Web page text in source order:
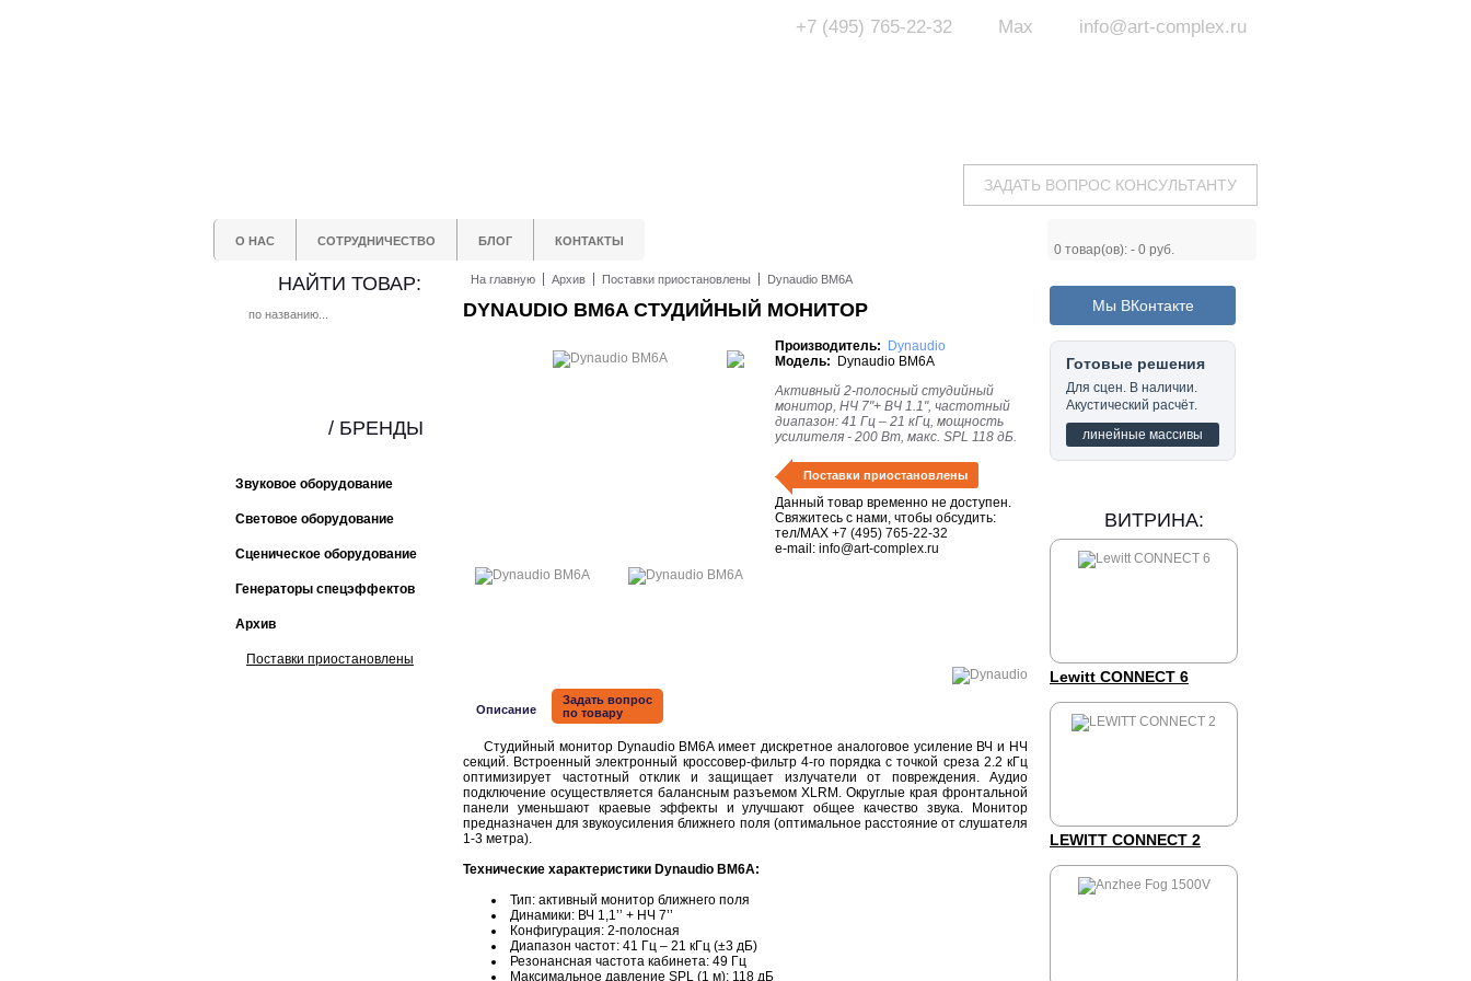
info@art-complex.ru
Max
+7 (495) 765-22-32
ЗАДАТЬ ВОПРОС КОНСУЛЬТАНТУ
О НАС СОТРУДНИЧЕСТВО БЛОГ КОНТАКТЫ
0 товар(ов): - 0 руб.
НАЙТИ ТОВАР:
Звуковое оборудование
Световое оборудование
Сценическое оборудование
Генераторы спецэффектов
Архив
Поставки приостановлены
/ БРЕНДЫ
На главную Архив Поставки приостановлены Dynaudio BM6A
DYNAUDIO BM6A СТУДИЙНЫЙ МОНИТОР
Производитель:
Dynaudio
Модель: Dynaudio BM6A
Активный 2-полосный студийный
монитор, НЧ 7"+ ВЧ 1.1", частотный
диапазон: 41 Гц – 21 кГц, мощность
усилителя - 200 Вт, макс. SPL 118 дБ.
Поставки приостановлены
Данный товар временно не доступен.
Свяжитесь с нами, чтобы обсудить:
тел/MAX +7 (495) 765-22-32
e-mail: info@art-complex.ru
Описание
Задать вопрос
по товару
Студийный монитор Dynaudio BM6A имеет дискретное аналоговое усиление ВЧ и НЧ
секций. Встроенный электронный кроссовер-фильтр 4-го порядка с точкой среза 2.2 кГц
оптимизирует частотный отклик и защищает излучатели от повреждения. Аудио
подключение осуществляется балансным разъемом XLRM. Округлые края фронтальной
панели уменьшают краевые эффекты и улучшают общее качество звука. Монитор
предназначен для звукоусиления ближнего поля (оптимальное расстояние от слушателя
1-3 метра).
Технические характеристики Dynaudio BM6A:
Тип: активный монитор ближнего поля
Динамики: ВЧ 1,1’’ + НЧ 7’’
Конфигурация: 2-полосная
Диапазон частот: 41 Гц – 21 кГц (±3 дБ)
Резонансная частота кабинета: 49 Гц
Максимальное давление SPL (1 м): 118 дБ
Мы ВКонтакте
Готовые решения
Для сцен. В наличии.
Акустический расчёт.
линейные массивы
ВИТРИНА:
Lewitt CONNECT 6
LEWITT CONNECT 2